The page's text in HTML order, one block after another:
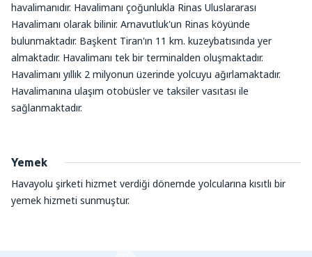
havalimanıdır. Havalimanı çoğunlukla Rinas Uluslararası
Havalimanı olarak bilinir. Arnavutluk'un Rinas köyünde
bulunmaktadır. Başkent Tiran'ın 11 km. kuzeybatısında yer
almaktadır. Havalimanı tek bir terminalden oluşmaktadır.
Havalimanı yıllık 2 milyonun üzerinde yolcuyu ağırlamaktadır.
Havalimanına ulaşım otobüsler ve taksiler vasıtası ile
sağlanmaktadır.
Yemek
Havayolu şirketi hizmet verdiği dönemde yolcularına kısıtlı bir
yemek hizmeti sunmuştur.